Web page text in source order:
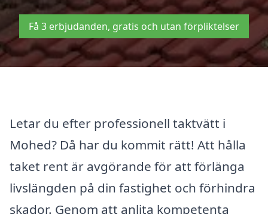
Få 3 erbjudanden, gratis och utan förpliktelser
Letar du efter professionell taktvätt i
Mohed? Då har du kommit rätt! Att hålla
taket rent är avgörande för att förlänga
livslängden på din fastighet och förhindra
skador. Genom att anlita kompetenta